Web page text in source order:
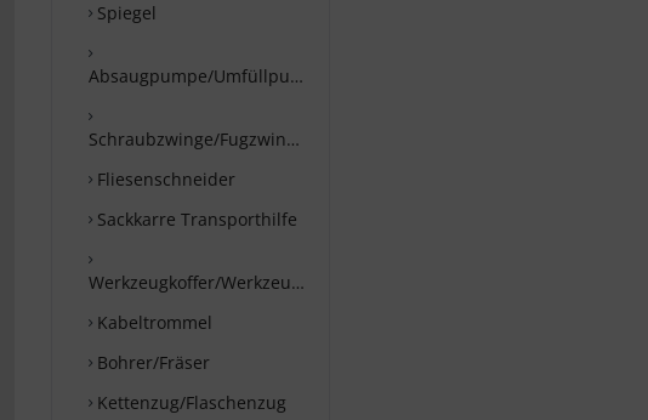
Spiegel
Absaugpumpe/Umfüllpumpe
Schraubzwinge/Fugzwinge
Fliesenschneider
Sackkarre Transporthilfe
Werkzeugkoffer/Werkzeugtaschen
Kabeltrommel
Bohrer/Fräser
Kettenzug/Flaschenzug